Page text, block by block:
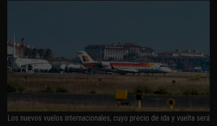
Los nuevos vuelos internacionales, cuyo precio de ida y vuelta será